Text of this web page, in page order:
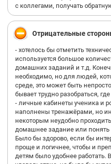
с коллегами, получать
Отрицательные
- хотелось бы отметить
используется большое
домашних заданий и т.д.
необходимо, но для людей,
среде, это может быть
бывает трудно разобраться,
- личные кабинеты ученика и
наполнены тренажёрами, но
некоторым неудобно
домашнее задание или понять
Было бы здорово, если бы
проще и логичнее, чтобы и
детям было удобнее работать.